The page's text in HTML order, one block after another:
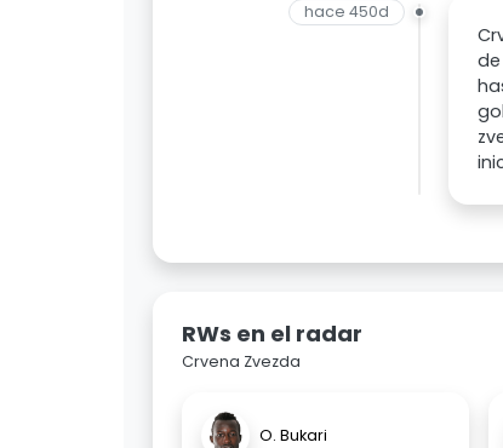
hace 450d
RWs en el radar
Crvena Zvezda
O. Bukari